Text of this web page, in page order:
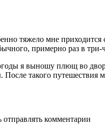
тяжело мне
примерно раз в три-
я выношу плющ во
такого путешествия
комментарии